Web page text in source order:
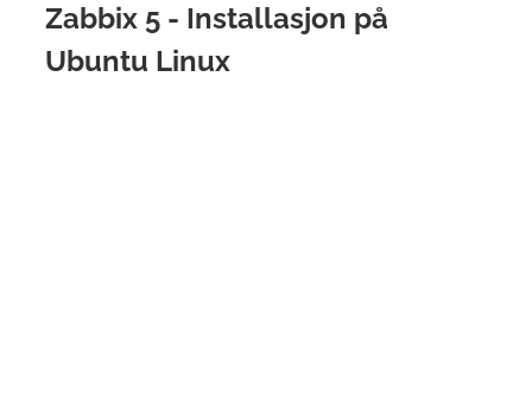
Zabbix 5 - Installasjon på
Ubuntu Linux